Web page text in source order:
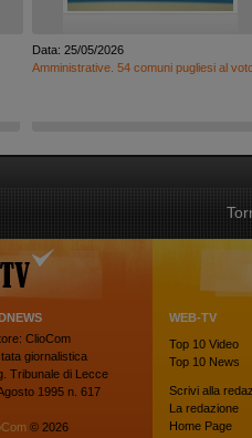
Data: 25/05/2026
Amministrative. 54 comuni pugliesi al
ClioCom
giornalistica
Tribunale di Lecce
1995 n. 617
© 2026
WEB-TV
Top 10 Video
Top 10 News
Scrivi alla
La redazione
Home Page